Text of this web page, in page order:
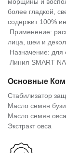
более гладкой,
содержит 100%
Применение:
лица, шеи и
Назначение: для
Линия SMART
Основные
Стабилизатор
Масло семян
Масло семян овса
Экстракт овса